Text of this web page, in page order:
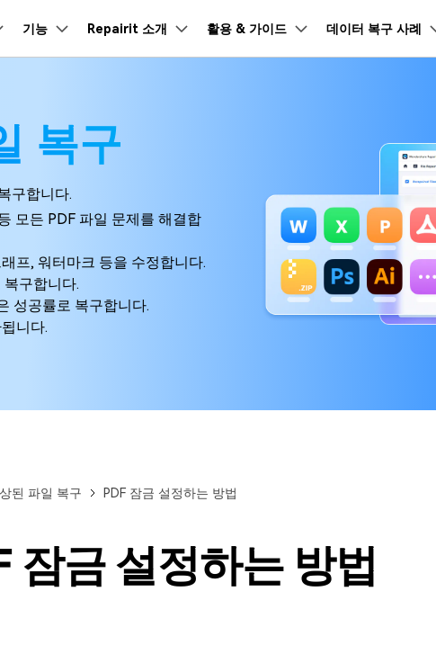
제품
데이터 복구
Repairit
손상된 동
Dr.Fone
모바일 기기
FamiSafe
자녀 보호
비즈니스
UniConverter
DemoCreator
회사 소개 뉴스룸 플랜 및 가격
온라인 무료 체험
기능
AI 사진 보정
온라인 무료 체험
Repairit 소개
문가
Excel 파일 복구
PPT 파일 복구
데이터
온라인 무료 체험
활용 & 가이드
지원 브랜드
DJI 동영상 복구
GoPro 동영상 복
구
Canon 파일 복구
Repairit -- 이메일 가이드
온라인 무료 체험
데이터 복구 사례
카드 복구
復元
라 복구
Windows 컴퓨터 복구
Mac 데이터 복구
부팅되지 않는 컴퓨터 복구
PC 복구
온라인 무료 체험
문서 및 오디오 파일의 복원 전
PST 및 OST 파일과 분실된
온라인 무료 체험
복구
구합니다.
모든 PDF 파일 문제를 해결합
프, 워터마크 등을 수정합니다.
구합니다.
성공률로 복구합니다.
니다.
된 파일 복구 PDF 잠금 설정하는 방법
잠금 설정하는 방법